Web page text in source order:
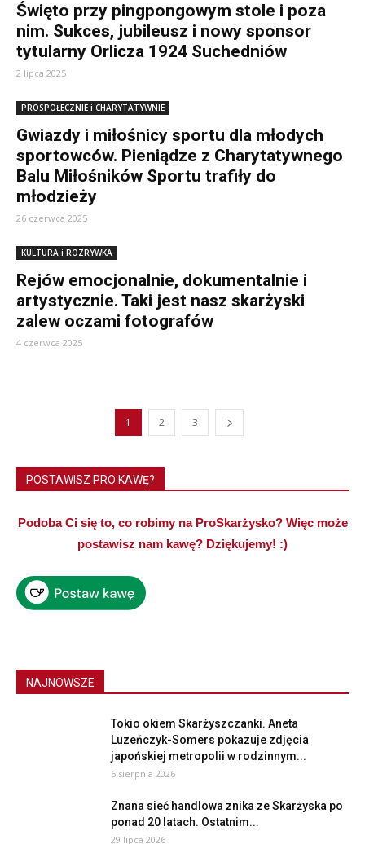
Święto przy pingpongowym stole i poza
nim. Sukces, jubileusz i nowy sponsor
tytularny Orlicza 1924 Suchedniów
2 lipca 2025
PROSPOŁECZNIE i CHARYTATYWNIE
Gwiazdy i miłośnicy sportu dla młodych
sportowców. Pieniądze z Charytatywnego
Balu Miłośników Sportu trafiły do
młodzieży
26 czerwca 2025
KULTURA i ROZRYWKA
Rejów emocjonalnie, dokumentalnie i
artystycznie. Taki jest nasz skarżyski
zalew oczami fotografów
4 czerwca 2025
1 2 3
POSTAWISZ PRO KAWĘ?
Podoba Ci się to, co robimy na ProSkarżysko? Więc może
postawisz nam kawę? Dziękujemy! :)
NAJNOWSZE
Tokio okiem Skarżyszczanki. Aneta
Luzeńczyk-Somers pokazuje zdjęcia
japońskiej metropolii w rodzinnym...
6 sierpnia 2026
Znana sieć handlowa znika ze Skarżyska po
ponad 20 latach. Ostatnim...
29 lipca 2026